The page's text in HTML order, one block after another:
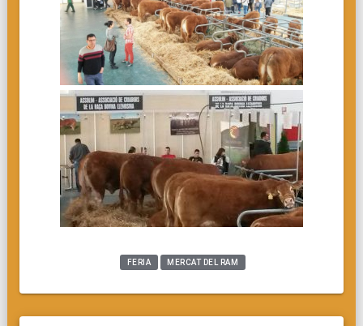
FERIA MERCAT DEL RAM